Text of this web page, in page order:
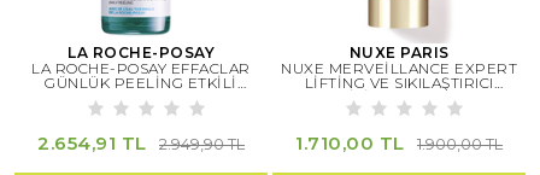
LA ROCHE-POSAY
LA ROCHE-POSAY EFFACLAR
GÜNLÜK PEELİNG ETKİLİ
SERUM 30 ML
2.654,91 TL 2.949,90 TL
NUXE PARIS
NUXE MERVEİLLANCE EXPERT
LİFTİNG VE SIKILAŞTIRICI
ETKİLİ SERUM 30 ML
1.710,00 TL 1.900,00 TL